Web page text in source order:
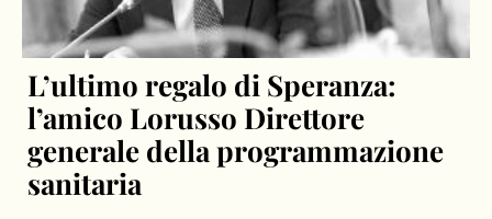
L’ultimo regalo di Speranza:
l’amico Lorusso Direttore
generale della programmazione
sanitaria